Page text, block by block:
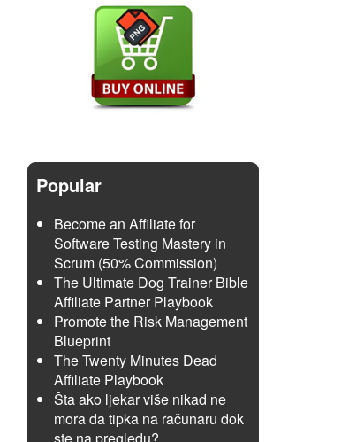
Popular
Become an Affiliate for
Software Testing Mastery in
Scrum (50% Commission)
The Ultimate Dog Trainer Bible
Affiliate Partner Playbook
Promote the Risk Management
Blueprint
The Twenty Minutes Dead
Affiliate Playbook
Šta ako ljekar više nikad ne
mora da tipka na računaru dok